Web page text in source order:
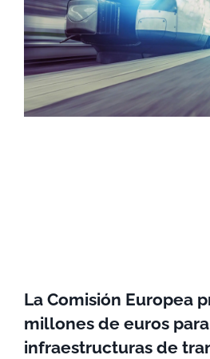
La Comisión Europea
millones de euros para
infraestructuras de